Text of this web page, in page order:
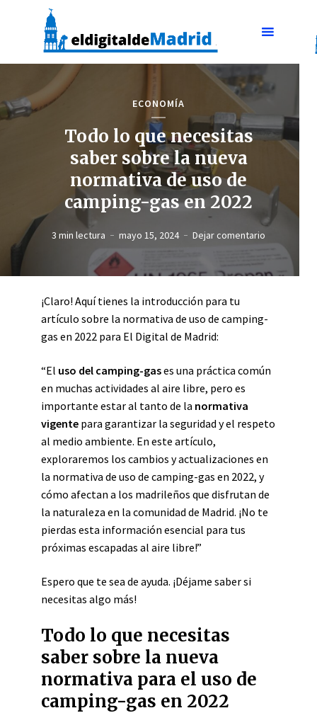
ECONOMÍA
Todo lo que necesitas
saber sobre la nueva
normativa de uso de
camping-gas en 2022
3 min lectura mayo 15, 2024 Dejar comentario
¡Claro! Aquí tienes la introducción para tu
artículo sobre la normativa de uso de camping-
gas en 2022 para El Digital de Madrid:
“El uso del camping-gases una práctica común
en muchas actividades al aire libre, pero es
importante estar al tanto de la normativa
vigente para garantizar la seguridad y el respeto
al medio ambiente. En este artículo,
exploraremos los cambios y actualizaciones en
la normativa de uso de camping-gas en 2022, y
cómo afectan a los madrileños que disfrutan de
la naturaleza en la comunidad de Madrid. ¡No te
pierdas esta información esencial para tus
próximas escapadas al aire libre!”
Espero que te sea de ayuda. ¡Déjame saber si
necesitas algo más!
Todo lo que necesitas
saber sobre la nueva
normativa para el uso de
camping-gas en 2022